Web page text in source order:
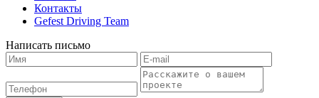
Контакты
Gefest Driving Team
Написать письмо